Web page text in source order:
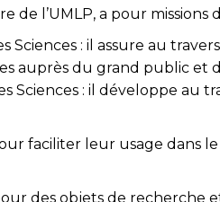
l’UMLP, a pour missions
: il assure au
auprès du grand public et
: il développe au
faciliter leur usage dans
des objets de recherche